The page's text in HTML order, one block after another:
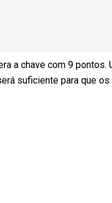
a chave com 9 pontos.
suficiente para que